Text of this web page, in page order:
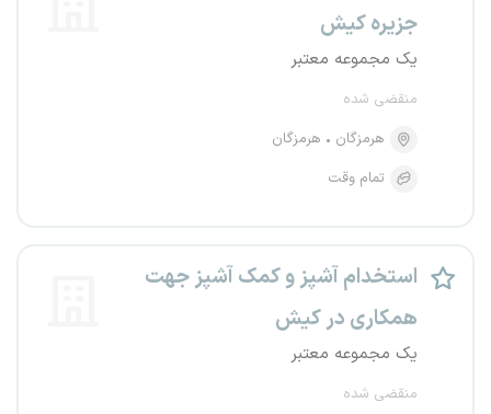
جزیره کیش
یک مجموعه معتبر
منقضی شده
هرمزگان
هرمزگان
تمام وقت
استخدام آشپز و کمک آشپز جهت
همکاری در کیش
یک مجموعه معتبر
منقضی شده